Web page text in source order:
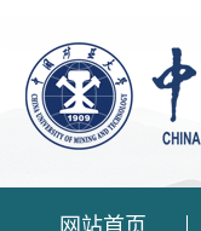
网站首页